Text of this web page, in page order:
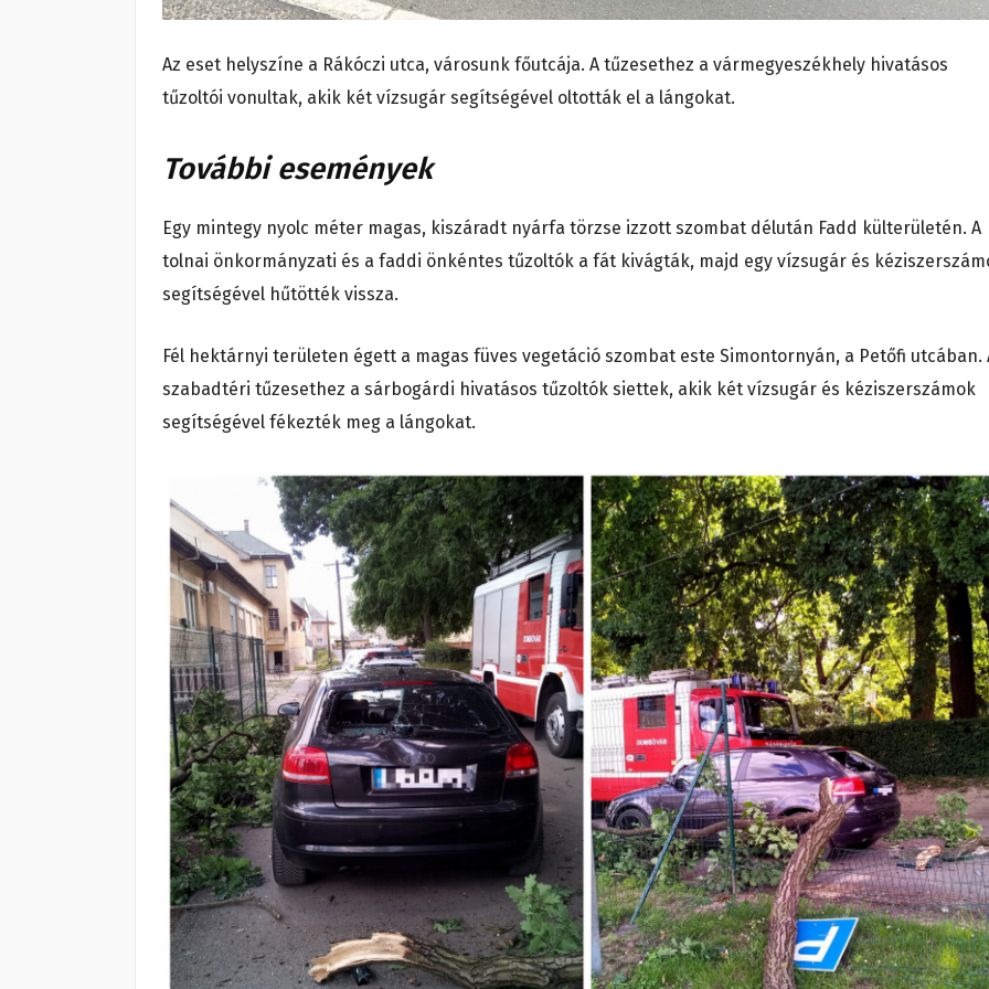
Az eset helyszíne a Rákóczi utca, városunk főutcája. A tűzesethez a vármegyeszékhely hivatásos
tűzoltói vonultak, akik két vízsugár segítségével oltották el a lángokat.
További események
Egy mintegy nyolc méter magas, kiszáradt nyárfa törzse izzott szombat délután Fadd külterületén. A
tolnai önkormányzati és a faddi önkéntes tűzoltók a fát kivágták, majd egy vízsugár és
segítségével hűtötték vissza.
Fél hektárnyi területen égett a magas füves vegetáció szombat este Simontornyán, a Petőfi utcában.
szabadtéri tűzesethez a sárbogárdi hivatásos tűzoltók siettek, akik két vízsugár és kéziszerszámok
segítségével fékezték meg a lángokat.